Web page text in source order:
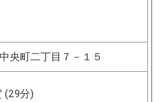
央町二丁目７－１５
(29分)